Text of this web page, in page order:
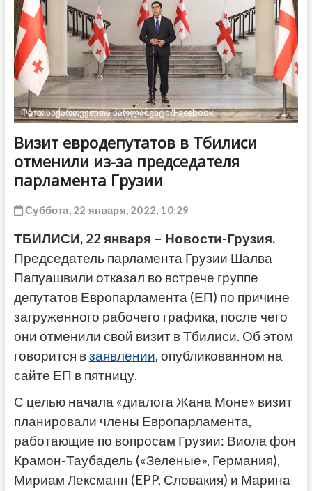
Фото: საქართველოს პარლამენტი/Facebook
Визит евродепутатов в Тбилиси
отменили из-за председателя
парламента Грузии
Суббота, 22 января, 2022, 10:29
ТБИЛИСИ, 22 января – Новости-Грузия.
Председатель парламента Грузии Шалва
Папуашвили отказал во встрече группе
депутатов Европарламента (ЕП) по причине
загруженного рабочего графика, после чего
они отменили свой визит в Тбилиси. Об этом
говорится взаявлении, опубликованном на
сайте ЕП в пятницу.
С целью начала «диалога Жана Моне» визит
планировали члены Европарламента,
работающие по вопросам Грузии: Виола фон
Крамон-Таубадель («Зеленые», Германия),
Мириам Лексманн (EPP, Словакия) и Марина